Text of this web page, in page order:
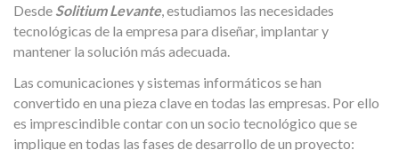
Desde Solitium Levante, estudiamos las necesidades
tecnológicas de la empresa para diseñar, implantar y
mantener la solución más adecuada.
Las comunicaciones y sistemas informáticos se han
convertido en una pieza clave en todas las empresas. Por ello
es imprescindible contar con un socio tecnológico que se
implique en todas las fases de desarrollo de un proyecto: